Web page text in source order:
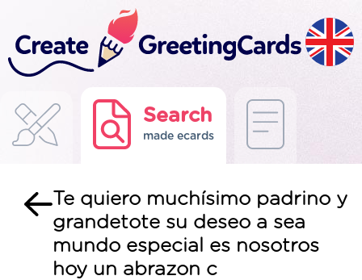
Search
made ecards
Te quiero muchísimo padrino y
grandetote su deseo a sea
mundo especial es nosotros
hoy un abrazon c